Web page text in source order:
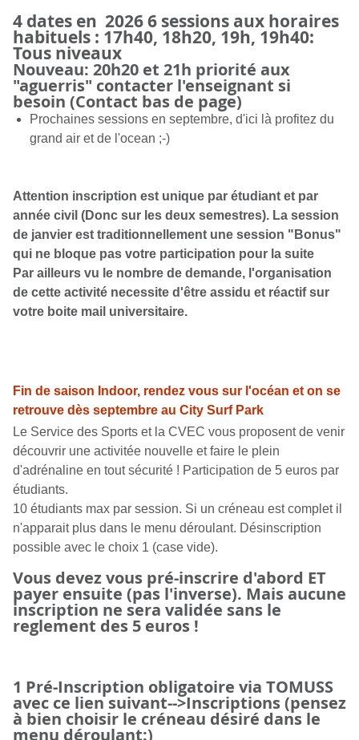
4 dates en 2026 6 sessions aux horaires
habituels : 17h40, 18h20, 19h, 19h40:
Tous niveaux
Nouveau: 20h20 et 21h priorité aux
"aguerris" contacter l'enseignant si
besoin (Contact bas de page)
Prochaines sessions en septembre, d'ici là profitez du
grand air et de l'ocean ;-)
Attention inscription est unique par étudiant et par
année civil (Donc sur les deux semestres). La session
de janvier est traditionnellement une session "Bonus"
qui ne bloque pas votre participation pour la suite
Par ailleurs vu le nombre de demande, l'organisation
de cette activité necessite d'être assidu et réactif sur
votre boite mail universitaire.
Fin de saison Indoor, rendez vous sur l'océan et on se
retrouve dès septembre au City Surf Park
Le Service des Sports et la CVEC vous proposent de venir
découvrir une activitée nouvelle et faire le plein
d'adrénaline en tout sécurité ! Participation de 5 euros par
étudiants.
10 étudiants max par session. Si un créneau est complet il
n'apparait plus dans le menu déroulant. Désinscription
possible avec le choix 1 (case vide).
Vous devez vous pré-inscrire d'abord ET
payer ensuite (pas l'inverse). Mais aucune
inscription ne sera validée sans le
reglement des 5 euros !
1 Pré-Inscription obligatoire via TOMUSS
avec ce liensuivant-->Inscriptions (pensez
à bien choisir le créneau désiré dans le
menu déroulant:)